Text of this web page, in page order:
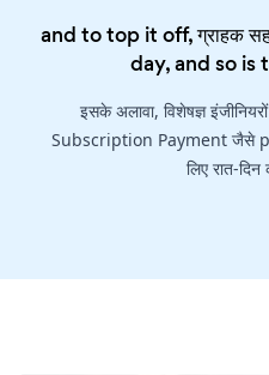
and to top it off, ग्राहक
day, and so is
इसके अलावा, विशेषज्ञ
Subscription Payment जैसे
लिए रात-